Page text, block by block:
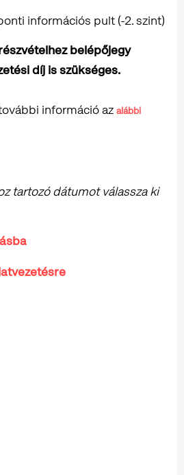
információs pult (-2. szint)
belépőjegy
díj is szükséges.
információ az alábbi
tartozó dátumot válassza ki